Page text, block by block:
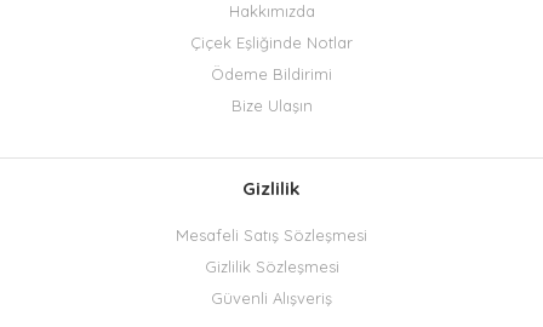
Hakkımızda
Çiçek Eşliğinde Notlar
Ödeme Bildirimi
Bize Ulaşın
Gizlilik
Mesafeli Satış Sözleşmesi
Gizlilik Sözleşmesi
Güvenli Alışveriş